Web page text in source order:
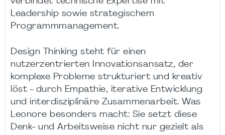
Leadership sowie strategischem
Programmmanagement.
Design Thinking steht für einen
nutzerzentrierten Innovationsansatz, der
komplexe Probleme strukturiert und kreativ
löst - durch Empathie, iterative Entwicklung
und interdisziplinäre Zusammenarbeit. Was
Leonore besonders macht: Sie setzt diese
Denk- und Arbeitsweise nicht nur gezielt als